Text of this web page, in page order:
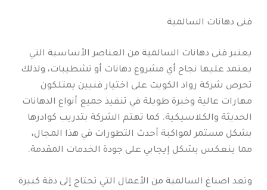
فنى دهانات السالمية
يعتبر فنى دهانات السالمية من العناصر الأساسية التي
يعتمد عليها نجاح أي مشروع دهانات أو تشطيبات، ولذلك
تحرص شركة رواد الكويت على اختيار فنيين يمتلكون
مهارات عالية وخبرة طويلة في تنفيذ جميع أنواع الدهانات
الحديثة والكلاسيكية. كما تهتم الشركة بتدريب كوادرها
بشكل مستمر لمواكبة أحدث التطورات في هذا المجال،
مما ينعكس بشكل إيجابي على جودة الخدمات المقدمة.
وتعد اصباغ السالمية من الأعمال التي تحتاج إلى دقة كبيرة